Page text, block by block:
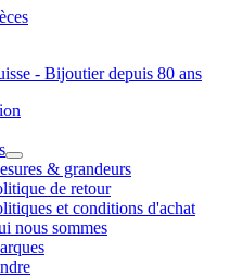
& grandeurs
de retour
et conditions d'achat
nous sommes